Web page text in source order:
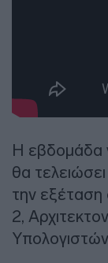
Η εβδομάδα
θα
την εξέταση
2,